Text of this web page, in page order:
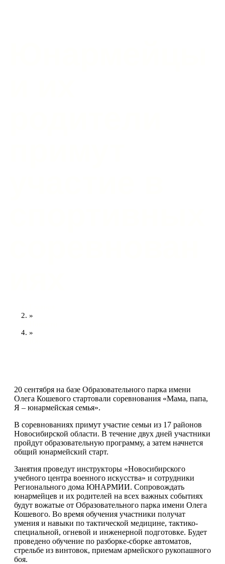
»
»
20 сентября на базе Образовательного парка имени
Олега Кошевого стартовали соревнования «Мама, папа,
Я – юнармейская семья».
В соревнованиях примут участие семьи из 17 районов
Новосибирской области. В течение двух дней участники
пройдут образовательную программу, а затем начнется
общий юнармейский старт.
Занятия проведут инструкторы «Новосибирского
учебного центра военного искусства» и сотрудники
Регионального дома ЮНАРМИИ. Сопровождать
юнармейцев и их родителей на всех важных событиях
будут вожатые от Образовательного парка имени Олега
Кошевого. Во время обучения участники получат
умения и навыки по тактической медицине, тактико-
специальной, огневой и инженерной подготовке. Будет
проведено обучение по разборке-сборке автоматов,
стрельбе из винтовок, приемам армейского рукопашного
боя.